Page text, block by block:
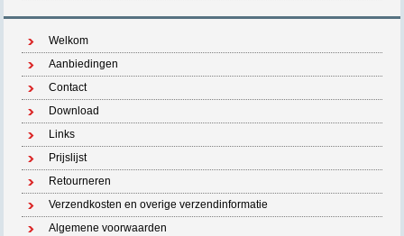
Welkom
Aanbiedingen
Contact
Download
Links
Prijslijst
Retourneren
Verzendkosten en overige verzendinformatie
Algemene voorwaarden